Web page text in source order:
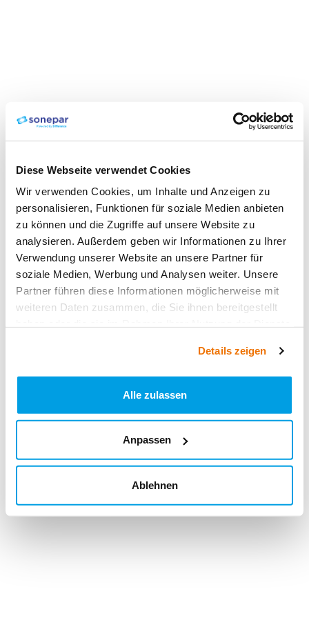
Diese Webseite verwendet Cookies
Wir verwenden Cookies, um Inhalte und Anzeigen zu
personalisieren, Funktionen für soziale Medien anbieten
zu können und die Zugriffe auf unsere Website zu
analysieren. Außerdem geben wir Informationen zu Ihrer
Verwendung unserer Website an unsere Partner für
soziale Medien, Werbung und Analysen weiter. Unsere
Partner führen diese Informationen möglicherweise mit
weiteren Daten zusammen, die Sie ihnen bereitgestellt
Details zeigen
Alle zulassen
Anpassen
Ablehnen